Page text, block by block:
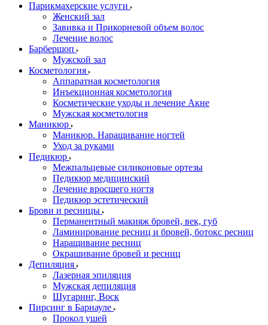
Парикмахерские услуги
Женский зал
Завивка и Прикорневой объем волос
Лечение волос
Барбершоп
Мужской зал
Косметология
Аппаратная косметология
Инъекционная косметология
Косметические уходы и лечение Акне
Мужская косметология
Маникюр
Маникюр. Наращивание ногтей
Уход за руками
Педикюр
Межпальцевые силиконовые ортезы
Педикюр медицинский
Лечение вросшего ногтя
Педикюр эстетический
Брови и ресницы
Перманентный макияж бровей, век, губ
Ламинирование ресниц и бровей, бoтoкс ресниц
Наращивание ресниц
Окрашивание бровей и ресниц
Депиляция
Лазерная эпиляция
Мужская депиляция
Шугаринг, Воск
Пирсинг в Барнауле
Прокол ушей